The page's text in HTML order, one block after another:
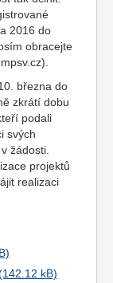
2016 do
obracejte
).
března do
zkrátí dobu
podali
svých
žádosti.
projektů
realizaci